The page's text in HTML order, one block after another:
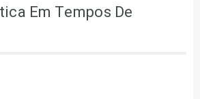
Em Tempos De